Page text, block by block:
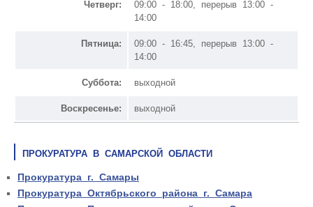
Четверг:
09:00 - 18:00, перерыв 13:00 -
14:00
Пятница:
09:00 - 16:45, перерыв 13:00 -
14:00
Суббота: выходной
Воскресенье: выходной
ПРОКУРАТУРА В САМАРСКОЙ ОБЛАСТИ
Прокуратура г. Самары
Прокуратура Октябрьского района г. Самара